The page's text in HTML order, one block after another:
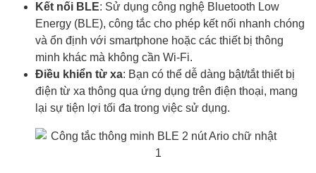
Kết nối BLE: Sử dụng công nghệ Bluetooth Low
Energy (BLE), công tắc cho phép kết nối nhanh chóng
và ổn định với smartphone hoặc các thiết bị thông
minh khác mà không cần Wi-Fi.
Điều khiển từ xa: Bạn có thể dễ dàng bật/tắt thiết bị
điện từ xa thông qua ứng dụng trên điện thoại, mang
lại sự tiện lợi tối đa trong việc sử dụng.